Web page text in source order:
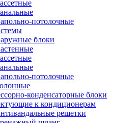
потолочные
блоки
потолочные
конденсаторные блоки
к кондиционерам
решетки